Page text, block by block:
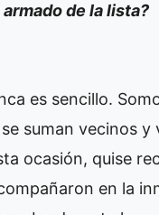
de la lista?
es sencillo.
suman vecinos y
ocasión, quise
en la